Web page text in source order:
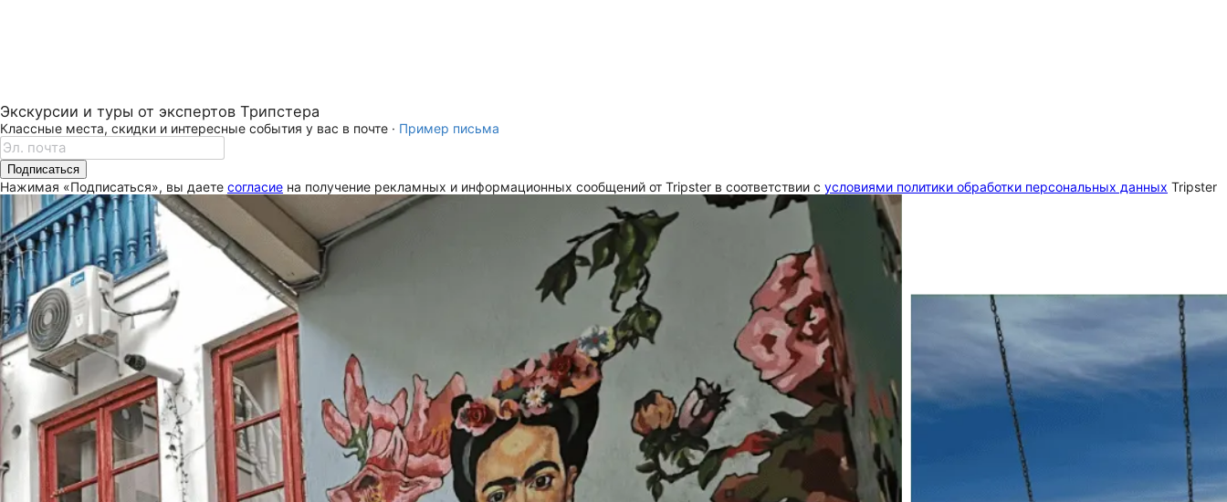
Экскурсии и туры от экспертов Трипстера
Классные места, скидки и интересные события у вас в почте · Пример письма
Подписаться
Нажимая «Подписаться», вы даете согласие на получение рекламных и информационных сообщений от Tripster в соответствии c условиями политики обработки персональных данных Tripster